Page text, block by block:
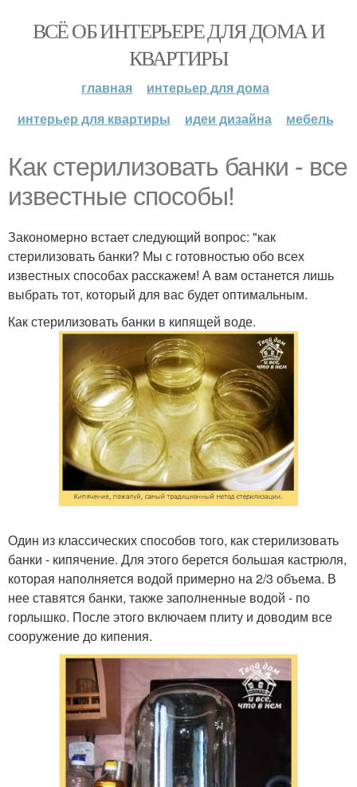
ВСЁ ОБ ИНТЕРЬЕРЕ ДЛЯ ДОМА И
КВАРТИРЫ
главная
интерьер для дома
интерьер для квартиры
идеи дизайна мебель
Как стерилизовать банки - все
известные способы!
Закономерно встает следующий вопрос: "как
стерилизовать банки? Мы с готовностью обо всех
известных способах расскажем! А вам останется лишь
выбрать тот, который для вас будет оптимальным.
Как стерилизовать банки в кипящей воде.
Один из классических способов того, как стерилизовать
банки - кипячение. Для этого берется большая кастрюля,
которая наполняется водой примерно на 2/3 объема. В
нее ставятся банки, также заполненные водой - по
горлышко. После этого включаем плиту и доводим все
сооружение до кипения.